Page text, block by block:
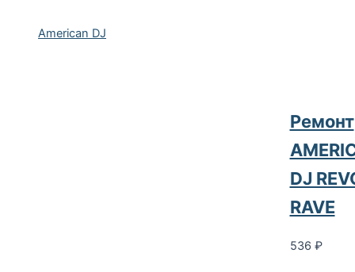
American DJ
Ремонт
DJ
RAVE
536 ₽